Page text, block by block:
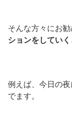
そんな方々にお勧
ションをしていく
例えば、今日の
でます。